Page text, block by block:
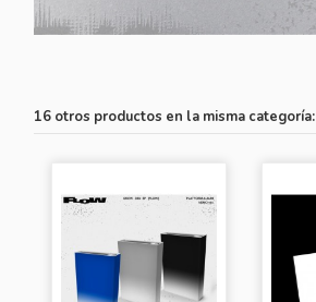
16 otros productos en la misma categoría: